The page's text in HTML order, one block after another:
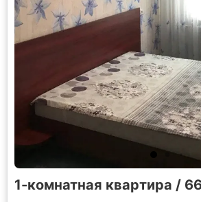
1-комнатная квартира /